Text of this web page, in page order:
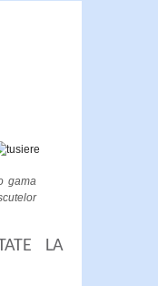
gama
LA